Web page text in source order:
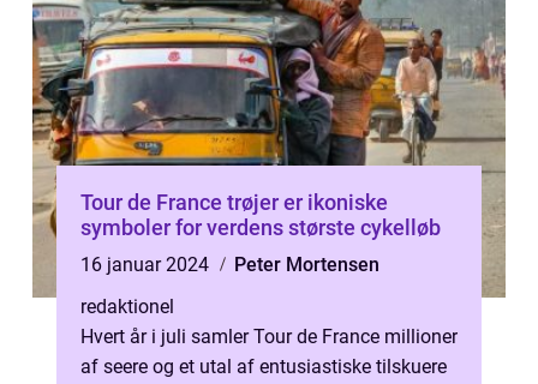
Tour de France trøjer er ikoniske
symboler for verdens største cykelløb
16 januar 2024
Peter Mortensen
redaktionel
Hvert år i juli samler Tour de France millioner
af seere og et utal af entusiastiske tilskuere